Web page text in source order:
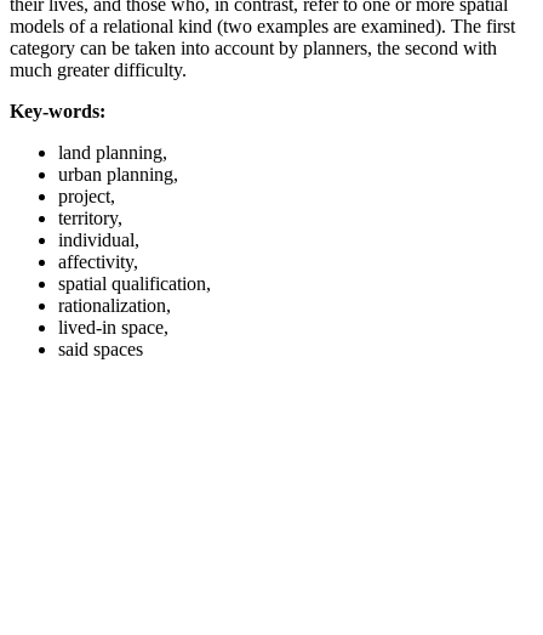
models of a relational kind (two examples are examined). The first
category can be taken into account by planners, the second with
much greater difficulty.
Key-words:
land planning,
urban planning,
project,
territory,
individual,
affectivity,
spatial qualification,
rationalization,
lived-in space,
said spaces